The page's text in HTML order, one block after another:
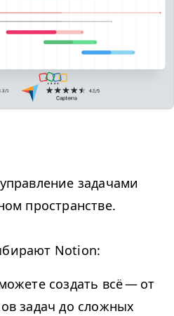
задачами
пространстве.
Notion:
создать всё — от
задач до сложных